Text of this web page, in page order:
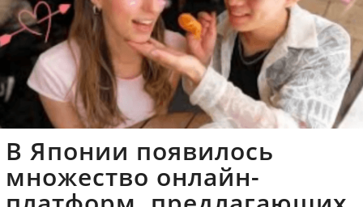
В Японии появилось
множество онлайн-